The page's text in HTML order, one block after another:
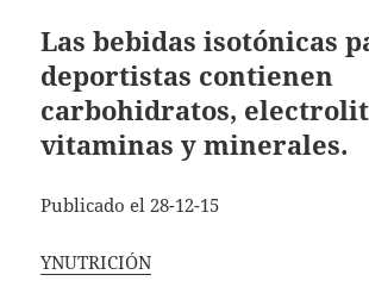
Las bebidas isotónicas
deportistas contienen
carbohidratos,
vitaminas y minerales.
Publicado el 28-12-15
YNUTRICIÓN